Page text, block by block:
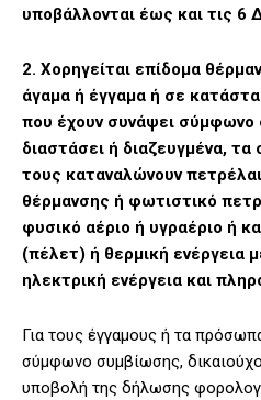
υποβάλλονται έως και τις 6
2. Χορηγείται επίδομα
άγαμα ή έγγαμα ή σε
που έχουν συνάψει σύμφωνο
διαστάσει ή διαζευγμένα, τα
τους καταναλώνουν
θέρμανσης ή φωτιστικό
φυσικό αέριο ή υγραέριο ή
(πέλετ) ή θερμική ενέργεια
ηλεκτρική ενέργεια και
Για τους έγγαμους ή τα
σύμφωνο συμβίωσης,
υποβολή της δήλωσης